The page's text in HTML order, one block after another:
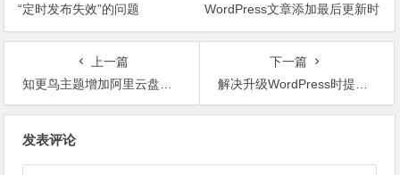
“定时发布失效”的问题
WordPress文章添加最后更新时
间
上一篇
知更鸟主题增加阿里云盘下载支持
下一篇
解决升级WordPress时提示：另一更新正在进行
发表评论